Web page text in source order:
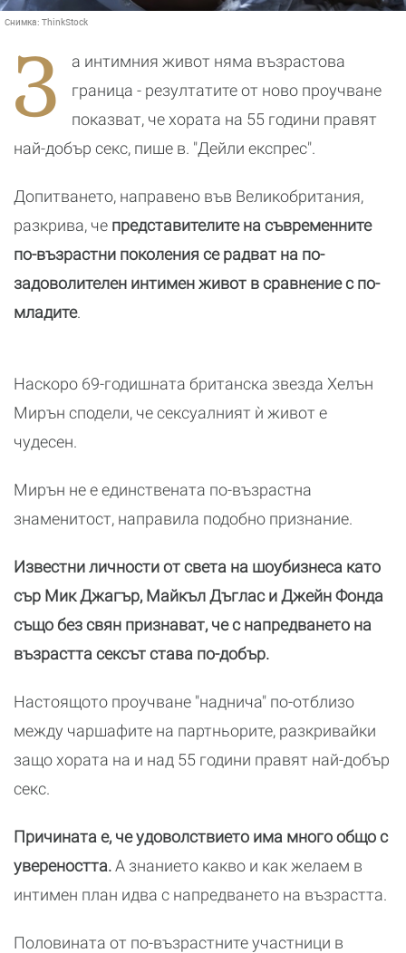
Снимка: ThinkStock
З
а интимния живот няма възрастова
граница - резултатите от ново проучване
показват, че хората на 55 години правят
най-добър секс, пише в. "Дейли експрес".
Допитването, направено във Великобритания,
разкрива, че представителите на съвременните
по-възрастни поколения се радват на по-
задоволителен интимен живот в сравнение с по-
младите.
Наскоро 69-годишната британска звезда Хелън
Мирън сподели, че сексуалният ѝ живот е
чудесен.
Мирън не е единствената по-възрастна
знаменитост, направила подобно признание.
Известни личности от света на шоубизнеса като
сър Мик Джагър, Майкъл Дъглас и Джейн Фонда
също без свян признават, че с напредването на
възрастта сексът става по-добър.
Настоящото проучване "наднича" по-отблизо
между чаршафите на партньорите, разкривайки
защо хората на и над 55 години правят най-добър
секс.
Причината е, че удоволствието има много общо с
увереността.А знанието какво и как желaем в
интимен план идва с напредването на възрастта.
Половината от по-възрастните участници в